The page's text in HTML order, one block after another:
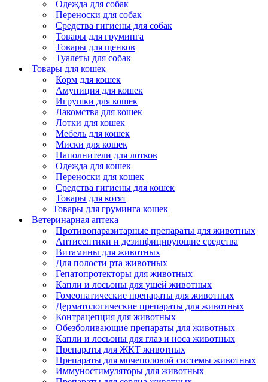
Одежда для собак
Переноски для собак
Средства гигиены для собак
Товары для груминга
Товары для щенков
Туалеты для собак
Товары для кошек
Корм для кошек
Амуниция для кошек
Игрушки для кошек
Лакомства для кошек
Лотки для кошек
Мебель для кошек
Миски для кошек
Наполнители для лотков
Одежда для кошек
Переноски для кошек
Средства гигиены для кошек
Товары для котят
Товары для груминга кошек
Ветеринарная аптека
Противопаразитарные препараты для животных
Антисептики и дезинфицирующие средства
Витамины для животных
Для полости рта животных
Гепатопротекторы для животных
Капли и лосьоны для ушей животных
Гомеопатические препараты для животных
Дерматологические препараты для животных
Контрацепция для животных
Обезболивающие препараты для животных
Капли и лосьоны для глаз и носа животных
Препараты для ЖКТ животных
Препараты для мочеполовой системы животных
Иммуностимуляторы для животных